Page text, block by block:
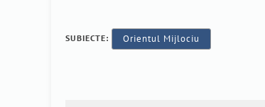
SUBIECTE: Orientul Mijlociu